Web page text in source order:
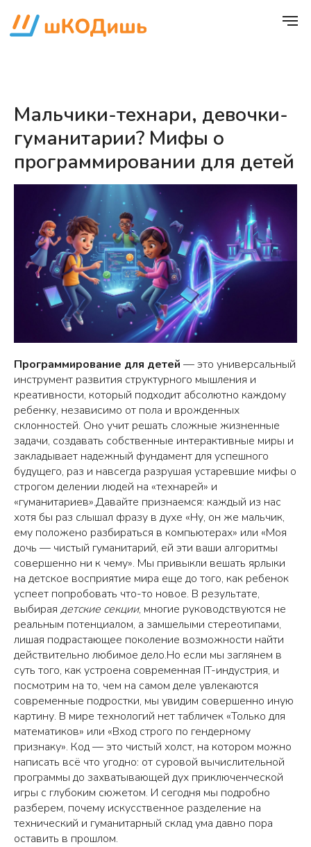
Мальчики-технари, девочки-
гуманитарии? Мифы о
программировании для детей
Программирование для детей — это универсальный
инструмент развития структурного мышления и
креативности, который подходит абсолютно каждому
ребенку, независимо от пола и врожденных
склонностей. Оно учит решать сложные жизненные
задачи, создавать собственные интерактивные миры и
закладывает надежный фундамент для успешного
будущего, раз и навсегда разрушая устаревшие мифы о
строгом делении людей на «технарей» и
«гуманитариев».Давайте признаемся: каждый из нас
хотя бы раз слышал фразу в духе «Ну, он же мальчик,
ему положено разбираться в компьютерах» или «Моя
дочь — чистый гуманитарий, ей эти ваши алгоритмы
совершенно ни к чему». Мы привыкли вешать ярлыки
на детское восприятие мира еще до того, как ребенок
успеет попробовать что-то новое. В результате,
выбирая детские секции, многие руководствуются не
реальным потенциалом, а замшелыми стереотипами,
лишая подрастающее поколение возможности найти
действительно любимое дело.Но если мы заглянем в
суть того, как устроена современная IT-индустрия, и
посмотрим на то, чем на самом деле увлекаются
современные подростки, мы увидим совершенно иную
картину. В мире технологий нет табличек «Только для
математиков» или «Вход строго по гендерному
признаку». Код — это чистый холст, на котором можно
написать всё что угодно: от суровой вычислительной
программы до захватывающей дух приключенческой
игры с глубоким сюжетом. И сегодня мы подробно
разберем, почему искусственное разделение на
технический и гуманитарный склад ума давно пора
оставить в прошлом.